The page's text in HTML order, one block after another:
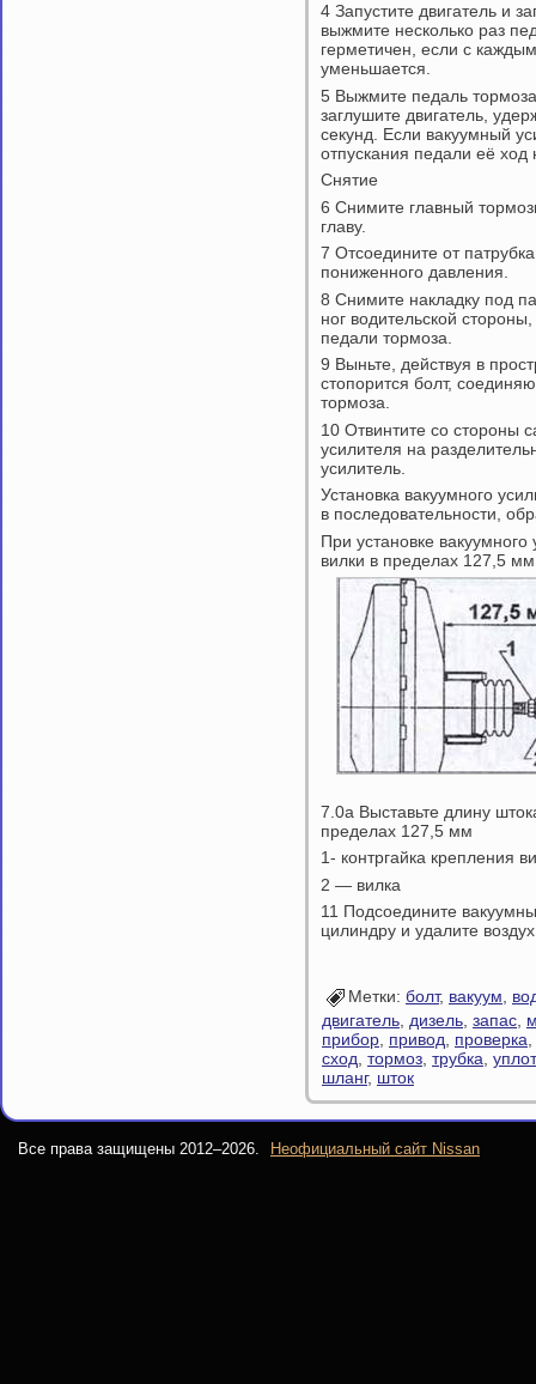
4 Запустите двигатель и
выжмите несколько раз
герметичен, если с
уменьшается.
5 Выжмите педаль
заглушите двигатель,
секунд. Если вакуумный
отпускания педали её ход
Снятие
6 Снимите главный
главу.
7 Отсоедините от
пониженного давления.
8 Снимите накладку под
ног водительской
педали тормоза.
9 Выньте, действуя в
стопорится болт,
тормоза.
10 Отвинтите со стороны
усилителя на
усилитель.
Установка вакуумного
в последовательности,
При установке
вилки в пределах 127,5
7.0а Выставьте длину
пределах 127,5 мм
1- контргайка крепления
2 — вилка
11 Подсоедините
цилиндру и удалите
Метки: болт, вакуум
двигатель дизель запас
прибор привод проверка
сход тормоз трубка
шланг, шток
Все права защищены 2012–2026. Неофициальный сайт Nissan